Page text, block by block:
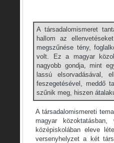
A társadalomismeret
hallom az
megszűnése tény,
volt. Ez a magyar
nagyobb gondja, mint
lassú elsorvadásával,
feszegetésével, meddő
szűnik meg, hiszen
A társadalomismereti
magyar
középiskolában eleve
versenyhelyzet a két